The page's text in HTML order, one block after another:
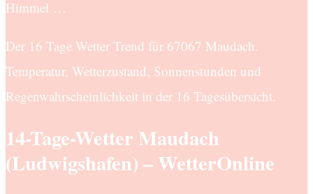
Himmel …
Der 16 Tage Wetter Trend für 67067 Maudach.
Temperatur, Wetterzustand, Sonnenstunden und
Regenwahrscheinlichkeit in der 16 Tagesübersicht.
14-Tage-Wetter Maudach
(Ludwigshafen) – WetterOnline